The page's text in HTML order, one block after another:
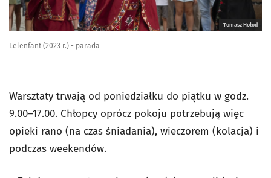
Tomasz Hołod
Lelenfant (2023 r.) - parada
Warsztaty trwają od poniedziałku do piątku w godz.
9.00–17.00. Chłopcy oprócz pokoju potrzebują więc
opieki rano (na czas śniadania), wieczorem (kolacja) i
podczas weekendów.